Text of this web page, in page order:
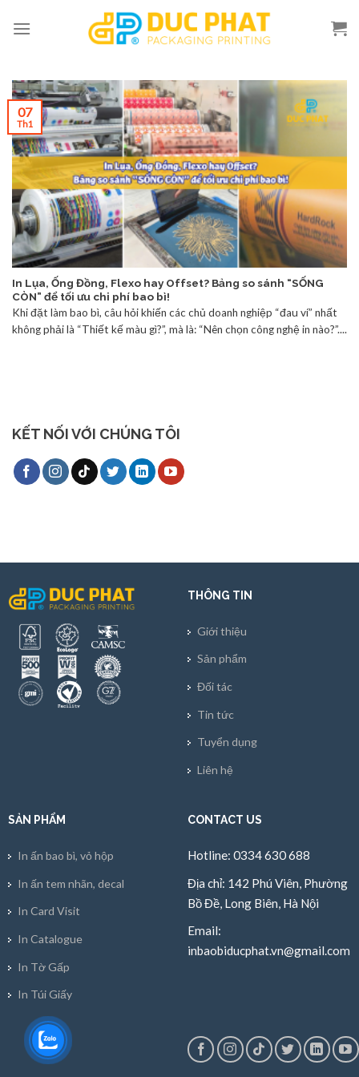
In Lụa, Ống Đồng, Flexo hay Offset? Bảng so sánh “SỐNG
CÒN” để tối ưu chi phí bao bì!
Khi đặt làm bao bì, câu hỏi khiến các chủ doanh nghiệp “đau ví” nhất
không phải là “Thiết kế màu gì?”, mà là: “Nên chọn công nghệ in nào?”....
07
Th1
KẾT NỐI VỚI CHÚNG TÔI
THÔNG TIN
Giới thiệu
Sản phẩm
Đối tác
Tin tức
Tuyển dụng
Liên hệ
SẢN PHẨM
In ấn bao bì, vỏ hộp
In ấn tem nhãn, decal
In Card Visit
In Catalogue
In Tờ Gấp
In Túi Giấy
CONTACT US
Hotline: 0334 630 688
Địa chỉ: 142 Phú Viên, Phường
Bồ Đề, Long Biên, Hà Nội
Email:
inbaobiducphat.vn@gmail.com